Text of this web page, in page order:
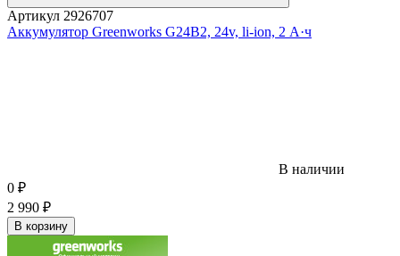
Артикул 2926707
Аккумулятор Greenworks G24B2, 24v, li-ion, 2 А·ч
В наличии
0 ₽
2 990 ₽
В корзину